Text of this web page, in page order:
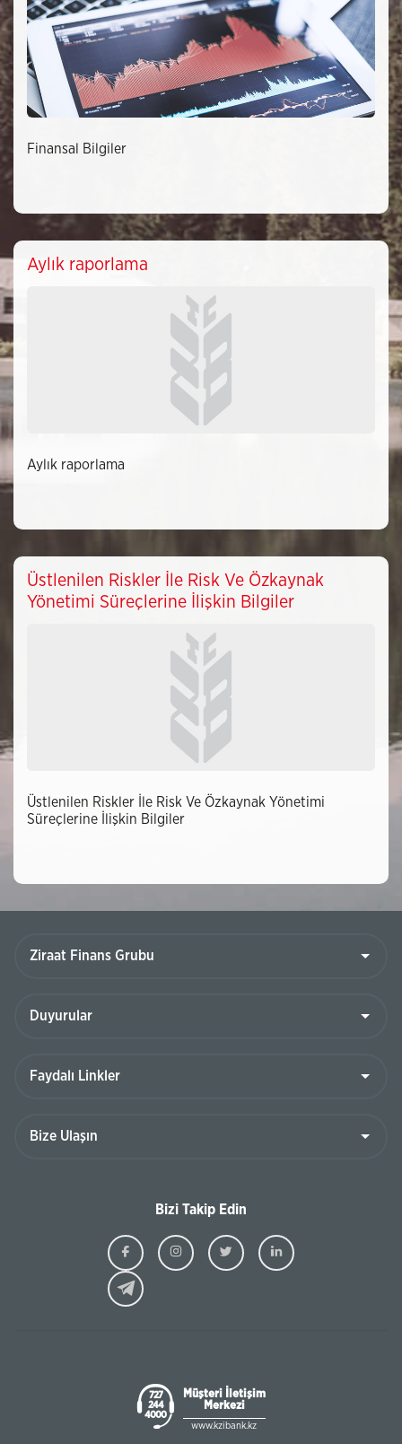
Finansal Bilgiler
Aylık raporlama
Aylık raporlama
Üstlenilen Riskler İle Risk Ve Özkaynak
Yönetimi Süreçlerine İlişkin Bilgiler
Üstlenilen Riskler İle Risk Ve Özkaynak Yönetimi
Süreçlerine İlişkin Bilgiler
Bizi Takip Edin
Ziraat
Kazakhstan
Facebook
Ziraat
Kazakhstan
Ziraat
Kazakhstan
Ziraat
727
244
4000
Müşteri İletişim
Merkezi
www.kzibank.kz